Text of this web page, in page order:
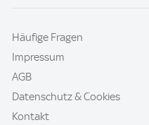
Häufige Fragen
Impressum
AGB
Datenschutz & Cookies
Kontakt